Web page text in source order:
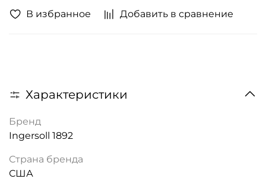
В избранное Добавить в сравнение
Характеристики
Бренд
Ingersoll 1892
Страна бренда
США